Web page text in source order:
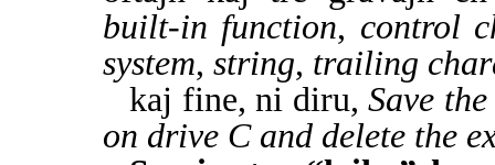
built-in function, control
system, string, trailing
kaj fine, ni diru,Save
on drive C and delete the